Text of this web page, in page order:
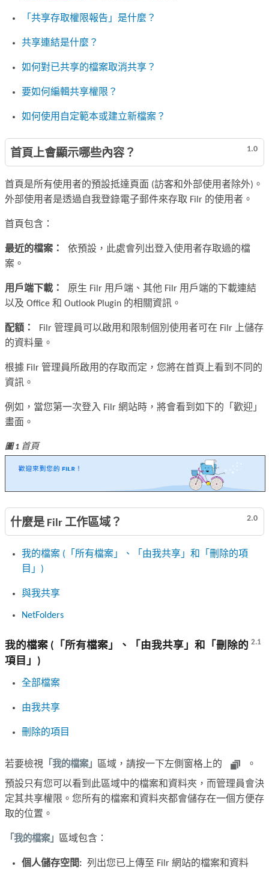
「共享存取權限報告」是什麼？
共享連結是什麼？
如何對已共享的檔案取消共享？
要如何編輯共享權限？
如何使用自定範本或建立新檔案？
1.0
首頁上會顯示哪些內容？
首頁是所有使用者的預設抵達頁面 (訪客和外部使用者除外)。
外部使用者是透過自我登錄電子郵件來存取 Filr 的使用者。
首頁包含：
最近的檔案：
依預設，此處會列出登入使用者存取過的檔
案。
用戶端下載：
原生 Filr 用戶端、其他 Filr 用戶端的下載連結
以及 Office 和 Outlook Plugin 的相關資訊。
配額：
Filr 管理員可以啟用和限制個別使用者可在 Filr 上儲存
的資料量。
根據 Filr 管理員所啟用的存取而定，您將在首頁上看到不同的
資訊。
例如，當您第一次登入 Filr 網站時，將會看到如下的「歡迎」
畫面。
圖 1 首頁
2.0
什麼是 Filr 工作區域？
我的檔案 (「所有檔案」、「由我共享」和「刪除的項
目」)
與我共享
NetFolders
2.1
我的檔案 (「所有檔案」、「由我共享」和「刪除的
項目」)
全部檔案
由我共享
刪除的項目
若要檢視 「我的檔案」 區域，請按一下左側窗格上的 。
預設只有您可以看到此區域中的檔案和資料夾，而管理員會決
定其共享權限。您所有的檔案和資料夾都會儲存在一個方便存
取的位置。
「我的檔案」 區域包含：
個人儲存空間: 列出您已上傳至 Filr 網站的檔案和資料